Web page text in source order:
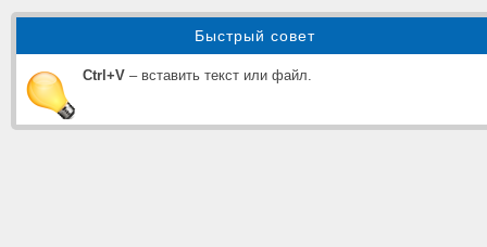
Быстрый совет
Ctrl+V – вставить текст или файл.